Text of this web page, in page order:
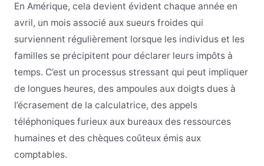
En Amérique, cela devient évident chaque année en
avril, un mois associé aux sueurs froides qui
surviennent régulièrement lorsque les individus et les
familles se précipitent pour déclarer leurs impôts à
temps. C’est un processus stressant qui peut impliquer
de longues heures, des ampoules aux doigts dues à
l’écrasement de la calculatrice, des appels
téléphoniques furieux aux bureaux des ressources
humaines et des chèques coûteux émis aux
comptables.